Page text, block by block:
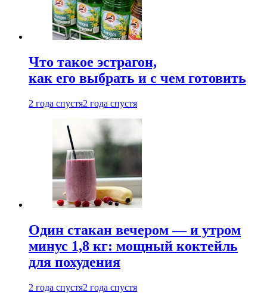
Что такое эстрагон,
как его выбрать и с чем готовить
2 года спустя2 года спустя
Один стакан вечером — и утром
минус 1,8 кг: мощный коктейль
для похудения
2 года спустя2 года спустя